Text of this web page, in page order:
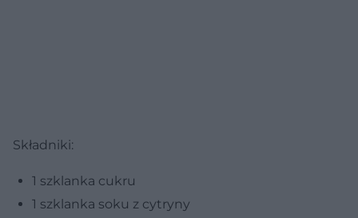
Składniki:
1 szklanka cukru
1 szklanka soku z cytryny